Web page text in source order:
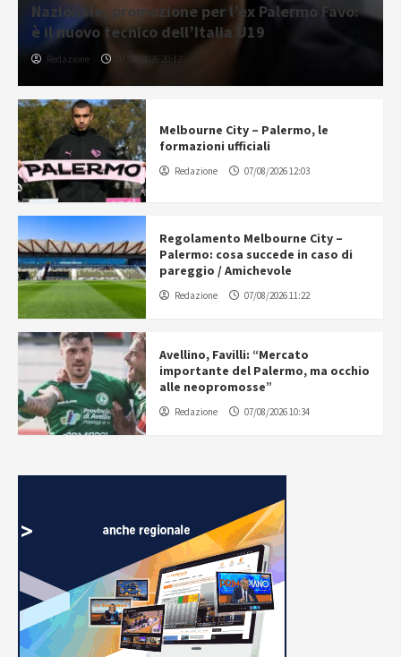
Nazionale, promozione per l’ex Palermo Favo:
è il nuovo tecnico dell’Italia U19
Redazione 07/08/2026 20:12
Melbourne City – Palermo, le
formazioni ufficiali
Redazione 07/08/2026 12:03
Regolamento Melbourne City –
Palermo: cosa succede in caso di
pareggio / Amichevole
Redazione 07/08/2026 11:22
Avellino, Favilli: “Mercato
importante del Palermo, ma occhio
alle neopromosse”
Redazione 07/08/2026 10:34